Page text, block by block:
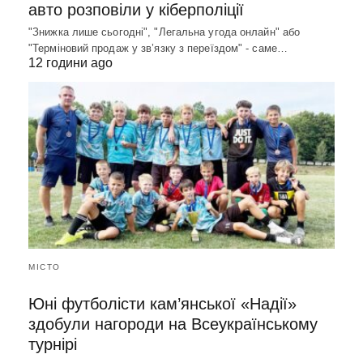
авто розповіли у кіберполіції
"Знижка лише сьогодні", "Легальна угода онлайн" або
"Терміновий продаж у зв’язку з переїздом" - саме…
12 години ago
МІСТО
Юні футболісти кам’янської «Надії»
здобули нагороди на Всеукраїнському
турнірі